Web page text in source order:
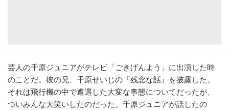
芸人の千原ジュニアがテレビ「ごきげんよう」に出演した時
のことだ。彼の兄、千原せいじの『残念な話』を披露した。
それは飛行機の中で遭遇した大変な事態についてだったが、
ついみんな大笑いしたのだった。千原ジュニアが話したの